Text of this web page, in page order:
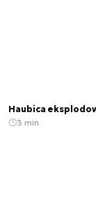
Haubica
3 min.